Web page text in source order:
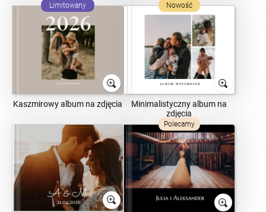
Limitowany
Kaszmirowy album na zdjęcia
Nowość
Minimalistyczny album na
zdjęcia
Polecamy